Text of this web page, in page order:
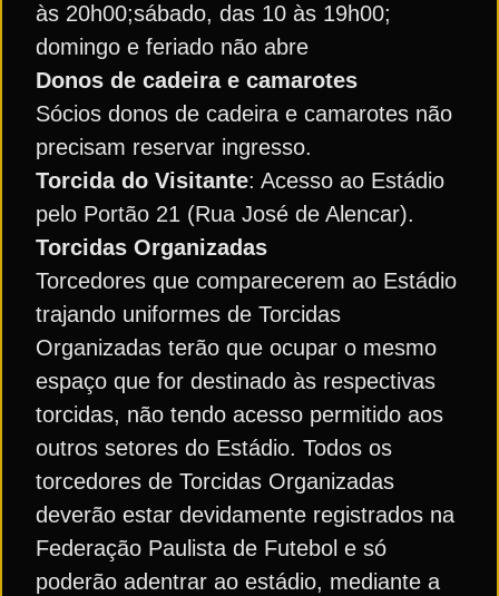
às 20h00;sábado, das 10 às 19h00;
domingo e feriado não abre
Donos de cadeira e camarotes
Sócios donos de cadeira e camarotes não
precisam reservar ingresso.
Torcida do Visitante: Acesso ao Estádio
pelo Portão 21 (Rua José de Alencar).
Torcidas Organizadas
Torcedores que comparecerem ao Estádio
trajando uniformes de Torcidas
Organizadas terão que ocupar o mesmo
espaço que for destinado às respectivas
torcidas, não tendo acesso permitido aos
outros setores do Estádio. Todos os
torcedores de Torcidas Organizadas
deverão estar devidamente registrados na
Federação Paulista de Futebol e só
poderão adentrar ao estádio, mediante a